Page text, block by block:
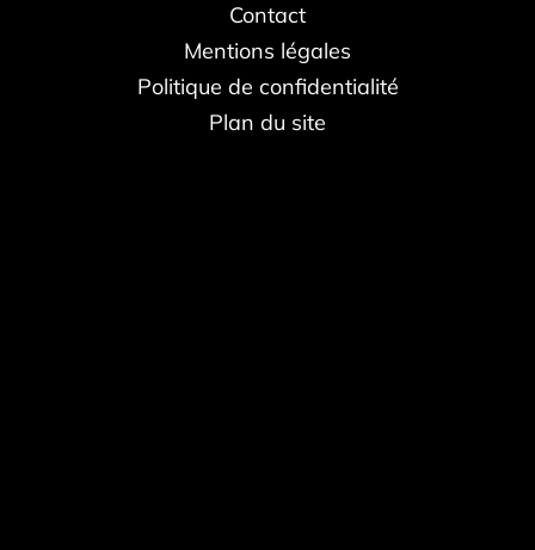
Contact
Mentions légales
Politique de confidentialité
Plan du site